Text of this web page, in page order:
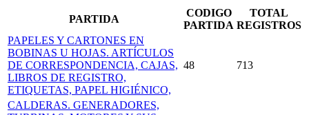
PARTIDA
CODIGO
PARTIDA
TOTAL
REGISTROS
PAPELES Y CARTONES EN
BOBINAS U HOJAS. ARTÍCULOS
DE CORRESPONDENCIA, CAJAS,
LIBROS DE REGISTRO,
ETIQUETAS, PAPEL HIGIÉNICO,
48 713
CALDERAS. GENERADORES,